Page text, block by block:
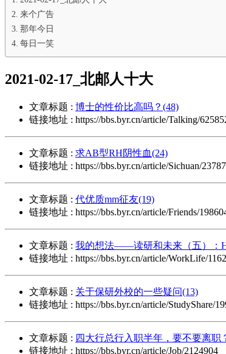
来个广告
那年今日
每日一笑
2021-02-17_北邮人十大
文章标题 : 博士的性价比高吗？(48)
链接地址 : https://bbs.byr.cn/article/Talking/
文章标题 : 求AB型RH阴性血(24)
链接地址 : https://bbs.byr.cn/article/Sichuan/
文章标题 : 代优质mm征友(19)
链接地址 : https://bbs.byr.cn/article/Friends/
文章标题 : 我的想法——读研和未来（五）：
链接地址 : https://bbs.byr.cn/article/WorkLife/
文章标题 : 关于保研外校的一些疑问(13)
链接地址 : https://bbs.byr.cn/article/StudyShare/
文章标题 : 四大行总行入职半年，要不要离职
链接地址 : https://bbs.byr.cn/article/Job/2124904